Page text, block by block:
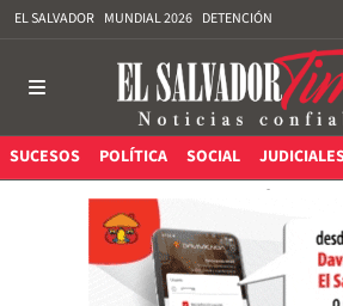
EL SALVADOR MUNDIAL 2026 DETENCIÓN
SUCESOS POLÍTICA SOCIAL